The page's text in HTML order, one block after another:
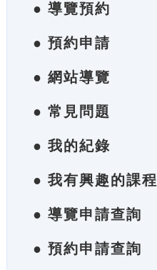
● 導覽預約
● 預約申請
● 網站導覽
● 常見問題
● 我的紀錄
● 我有興趣的課程
● 導覽申請查詢
● 預約申請查詢